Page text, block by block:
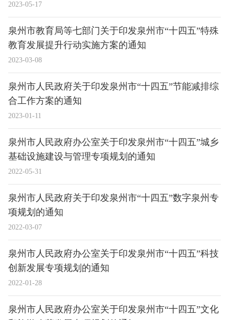
2023-05-17
2023-03-08
泉州市教育局等七部门关于印发泉州市“十四五”特殊
教育发展提升行动实施方案的通知
2023-01-11
泉州市人民政府关于印发泉州市“十四五”节能减排综
合工作方案的通知
2022-05-31
泉州市人民政府办公室关于印发泉州市“十四五”城乡
基础设施建设与管理专项规划的通知
2022-03-07
泉州市人民政府关于印发泉州市“十四五”数字泉州专
项规划的通知
2022-01-28
泉州市人民政府办公室关于印发泉州市“十四五”科技
创新发展专项规划的通知
泉州市人民政府办公室关于印发泉州市“十四五”文化